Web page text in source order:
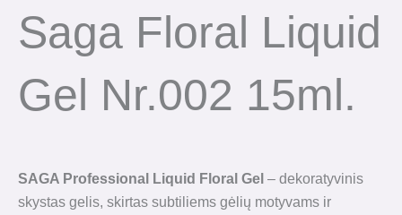
Saga Floral Liquid
Gel Nr.002 15ml.
SAGA Professional Liquid Floral Gel – dekoratyvinis
skystas gelis, skirtas subtiliems gėlių motyvams ir